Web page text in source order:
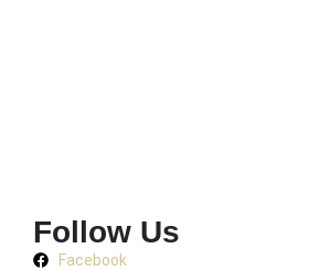
Follow Us
Facebook